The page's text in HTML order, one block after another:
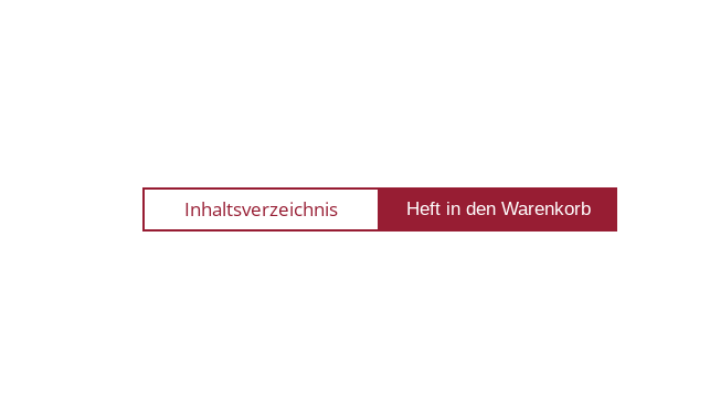
Inhaltsverzeichnis